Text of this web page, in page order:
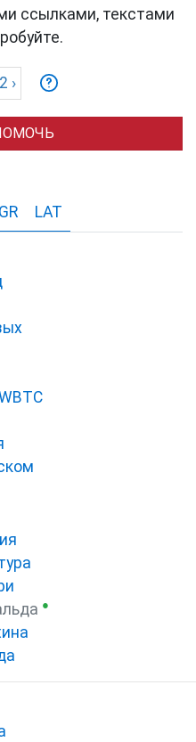
ссылками, текстами
2 ›
GR LAT
●